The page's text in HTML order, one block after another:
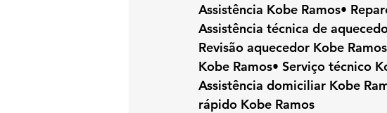
Assistência Kobe Ramos•
Assistência técnica de
Revisão aquecedor Kobe
Kobe Ramos• Serviço técnico
Assistência domiciliar Kobe
rápido Kobe Ramos